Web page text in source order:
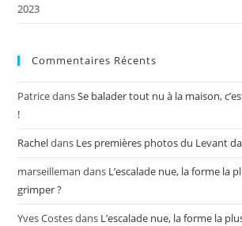
2023
Commentaires Récents
PatricedansSe balader tout nu à la maison,
!
Racheldans Les premières photos du Levant
marseilleman dans L’escalade nue, la forme la
grimper ?
Yves Costesdans L’escalade nue, la forme la